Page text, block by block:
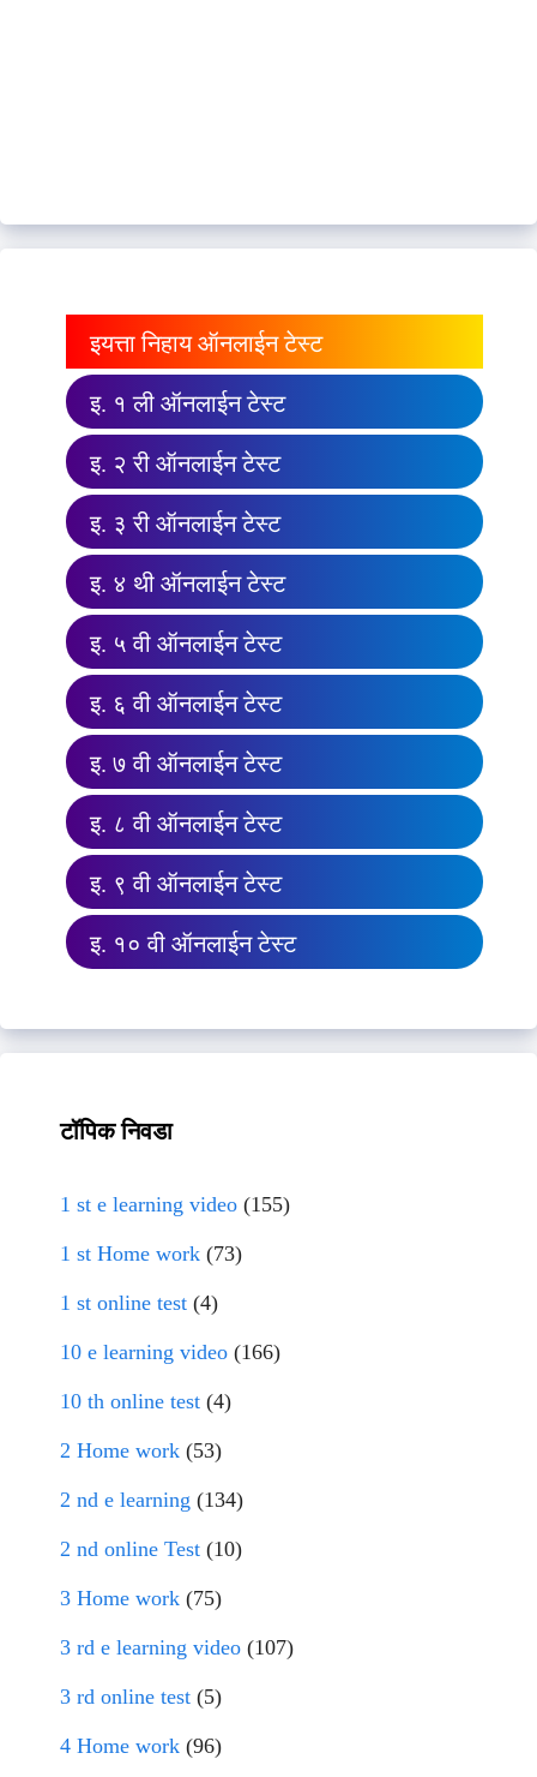
इयत्ता निहाय ऑनलाईन टेस्ट
इ. १ ली ऑनलाईन टेस्ट
इ. २ री ऑनलाईन टेस्ट
इ. ३ री ऑनलाईन टेस्ट
इ. ४ थी ऑनलाईन टेस्ट
इ. ५ वी ऑनलाईन टेस्ट
इ. ६ वी ऑनलाईन टेस्ट
इ. ७ वी ऑनलाईन टेस्ट
इ. ८ वी ऑनलाईन टेस्ट
इ. ९ वी ऑनलाईन टेस्ट
इ. १० वी ऑनलाईन टेस्ट
टॉपिक निवडा
1 st e learning video (155)
1 st Home work (73)
1 st online test (4)
10 e learning video (166)
10 th online test (4)
2 Home work (53)
2 nd e learning (134)
2 nd online Test (10)
3 Home work (75)
3 rd e learning video (107)
3 rd online test (5)
4 Home work (96)